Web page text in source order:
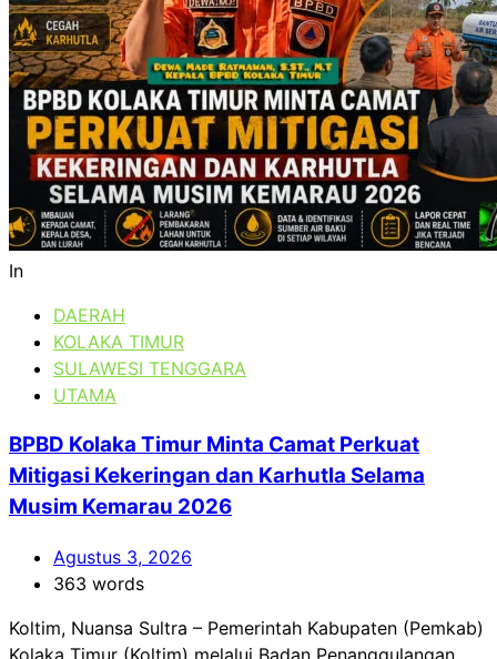
In
DAERAH
KOLAKA TIMUR
SULAWESI TENGGARA
UTAMA
BPBD Kolaka Timur Minta Camat Perkuat
Mitigasi Kekeringan dan Karhutla Selama
Musim Kemarau 2026
Agustus 3, 2026
363 words
Koltim, Nuansa Sultra – Pemerintah Kabupaten (Pemkab)
Kolaka Timur (Koltim) melalui Badan Penanggulangan